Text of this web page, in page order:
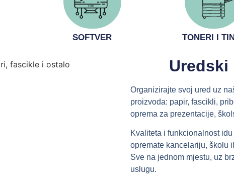
SOFTVER TONERI I
Uredski
Organizirajte svoj ured uz
proizvoda: papir, fascikli,
oprema za prezentacije,
Kvaliteta i funkcionalnost
opremate kancelariju, školu
Sve na jednom mjestu, uz
uslugu.